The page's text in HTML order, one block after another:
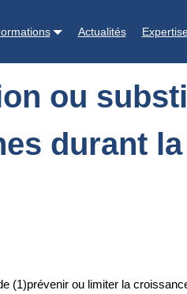
Actualités
de L. monocytogenes
ou
durant
(1)prévenir ou limiter la